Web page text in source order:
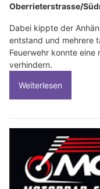
Oberrieterstrasse/
Dabei kippte der
entstand und mehrere
Feuerwehr konnte
verhindern.
Weiterlesen